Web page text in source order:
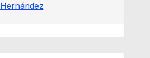
Hernández